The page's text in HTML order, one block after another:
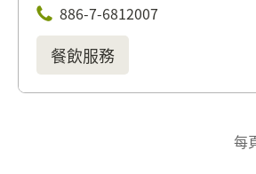
886-7-6812007
餐飲服務
每